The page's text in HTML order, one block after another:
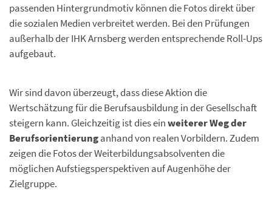
passenden Hintergrundmotiv können die Fotos direkt über
die sozialen Medien verbreitet werden. Bei den Prüfungen
außerhalb der IHK Arnsberg werden entsprechende Roll-Ups
aufgebaut.
Wir sind davon überzeugt, dass diese Aktion die
Wertschätzung für die Berufsausbildung in der Gesellschaft
steigern kann. Gleichzeitig ist dies einweiterer Weg der
Berufsorientierunganhand von realen Vorbildern. Zudem
zeigen die Fotos der Weiterbildungsabsolventen die
möglichen Aufstiegsperspektiven auf Augenhöhe der
Zielgruppe.